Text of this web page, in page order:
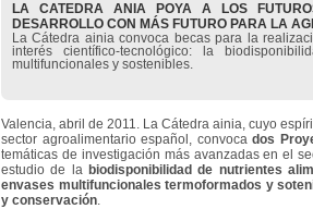
LA CATEDRA ANIA POYA A LOS
DESARROLLO CON MÁS FUTURO PARA LA
La Cátedra ainia convoca becas para la
interés científico-tecnológico: la
multifuncionales y sostenibles.
Valencia, abril de 2011. La Cátedra ainia, cuyo
sector agroalimentario español, convocados
temáticas de investigación más avanzadas en el
estudio de la biodisponibilidad de nutrientes
envases multifuncionales termoformados y
y conservación.